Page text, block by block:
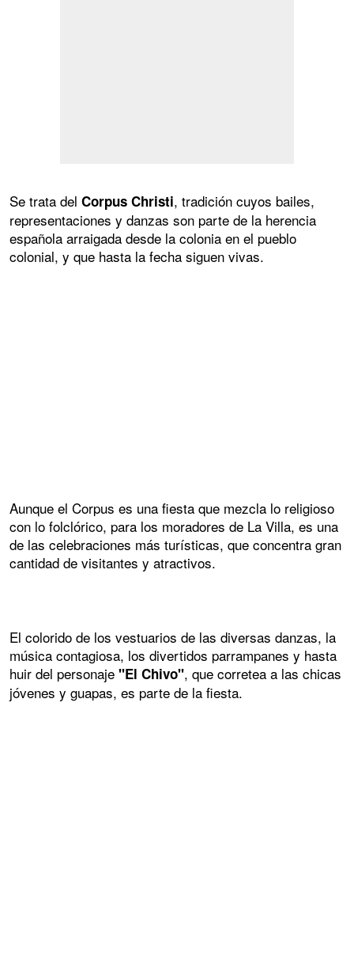
Se trata del Corpus Christi, tradición cuyos bailes,
representaciones y danzas son parte de la herencia
española arraigada desde la colonia en el pueblo
colonial, y que hasta la fecha siguen vivas.
Aunque el Corpus es una fiesta que mezcla lo religioso
con lo folclórico, para los moradores de La Villa, es una
de las celebraciones más turísticas, que concentra gran
cantidad de visitantes y atractivos.
El colorido de los vestuarios de las diversas danzas, la
música contagiosa, los divertidos parrampanes y hasta
huir del personaje "El Chivo", que corretea a las chicas
jóvenes y guapas, es parte de la fiesta.